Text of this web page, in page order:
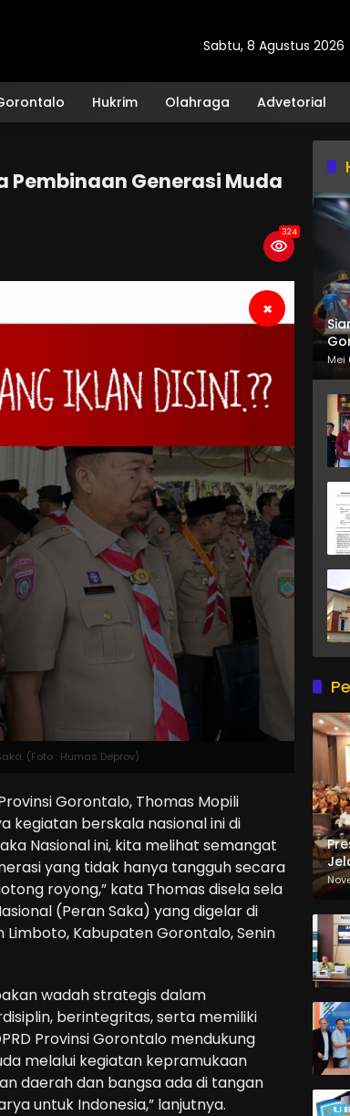
Sabtu, 8 Agustus 2026
Hukrim Olahraga Advetorial
Pembinaan Generasi Muda
324
×
(Foto : Humas Deprov)
Gorontalo, Thomas Mopili
kegiatan berskala nasional ini di
Nasional ini, kita melihat semangat
yang tidak hanya tangguh secara
royong,” kata Thomas disela sela
(Peran Saka) yang digelar di
Kabupaten Gorontalo, Senin
wadah strategis dalam
berintegritas, serta memiliki
Provinsi Gorontalo mendukung
melalui kegiatan kepramukaan
daerah dan bangsa ada di tangan
untuk Indonesia,” lanjutnya.
Mei